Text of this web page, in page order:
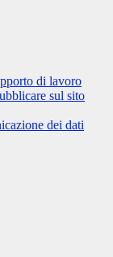
di lavoro
sul sito
dei dati